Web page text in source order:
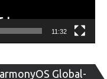
11:32
Global-